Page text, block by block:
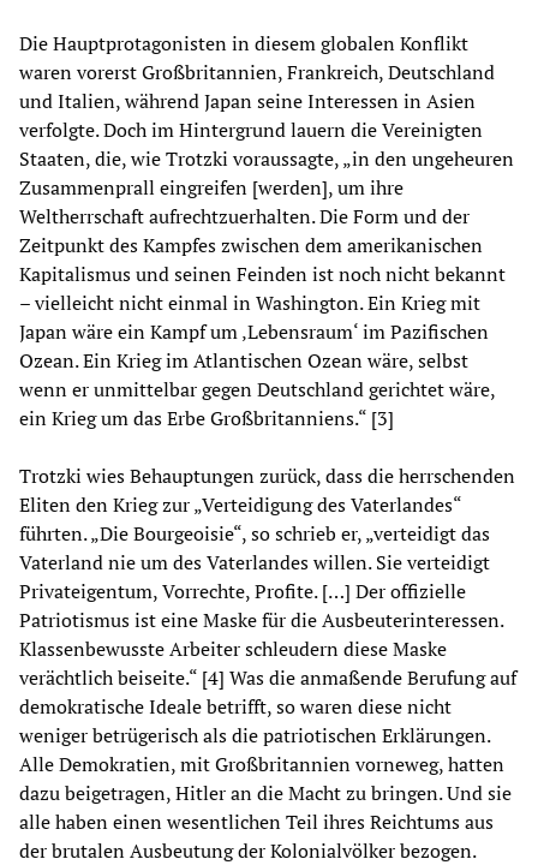
Die Hauptprotagonisten in diesem globalen Konflikt
waren vorerst Großbritannien, Frankreich, Deutschland
und Italien, während Japan seine Interessen in Asien
verfolgte. Doch im Hintergrund lauern die Vereinigten
Staaten, die, wie Trotzki voraussagte, „in den ungeheuren
Zusammenprall eingreifen [werden], um ihre
Weltherrschaft aufrechtzuerhalten. Die Form und der
Zeitpunkt des Kampfes zwischen dem amerikanischen
Kapitalismus und seinen Feinden ist noch nicht bekannt
– vielleicht nicht einmal in Washington. Ein Krieg mit
Japan wäre ein Kampf um ‚Lebensraum‘ im Pazifischen
Ozean. Ein Krieg im Atlantischen Ozean wäre, selbst
wenn er unmittelbar gegen Deutschland gerichtet wäre,
ein Krieg um das Erbe Großbritanniens.“ [3]
Trotzki wies Behauptungen zurück, dass die herrschenden
Eliten den Krieg zur „Verteidigung des Vaterlandes“
führten. „Die Bourgeoisie“, so schrieb er, „verteidigt das
Vaterland nie um des Vaterlandes willen. Sie verteidigt
Privateigentum, Vorrechte, Profite. […] Der offizielle
Patriotismus ist eine Maske für die Ausbeuterinteressen.
Klassenbewusste Arbeiter schleudern diese Maske
verächtlich beiseite.“ [4] Was die anmaßende Berufung auf
demokratische Ideale betrifft, so waren diese nicht
weniger betrügerisch als die patriotischen Erklärungen.
Alle Demokratien, mit Großbritannien vorneweg, hatten
dazu beigetragen, Hitler an die Macht zu bringen. Und sie
alle haben einen wesentlichen Teil ihres Reichtums aus
der brutalen Ausbeutung der Kolonialvölker bezogen.